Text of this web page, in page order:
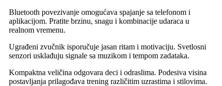
Bluetooth povezivanje omogućava spajanje sa telefonom i
aplikacijom. Pratite brzinu, snagu i kombinacije udaraca u
realnom vremenu.
Ugrađeni zvučnik isporučuje jasan ritam i motivaciju. Svetlosni
senzori usklađuju signale sa muzikom i tempom zadataka.
Kompaktna veličina odgovara deci i odraslima. Podesiva visina
postavljanja prilagođava trening različitim uzrastima i stilovima.